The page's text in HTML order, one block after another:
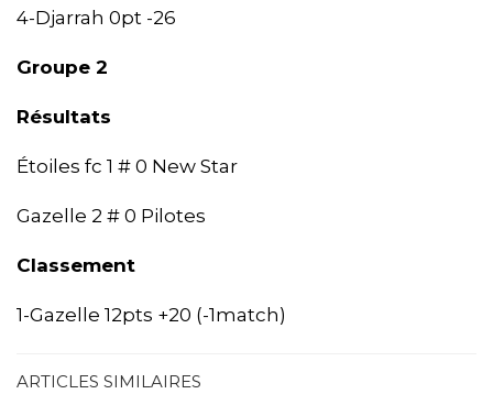
4-Djarrah 0pt -26
Groupe 2
Résultats
Étoiles fc 1 # 0 New Star
Gazelle 2 # 0 Pilotes
Classement
1-Gazelle 12pts +20 (-1match)
ARTICLES SIMILAIRES